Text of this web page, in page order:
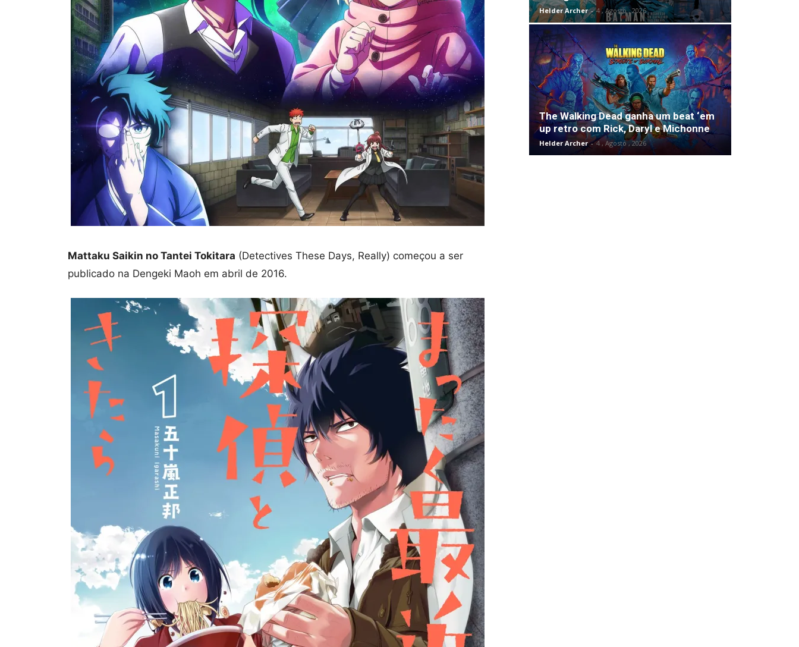
Mattaku Saikin no Tantei Tokitara (Detectives These Days, Really) começou a ser
publicado na Dengeki Maoh em abril de 2016.
Helder Archer - 4 , Agosto , 2026
The Walking Dead ganha um beat ‘em
up retro com Rick, Daryl e Michonne
Helder Archer - 4 , Agosto , 2026